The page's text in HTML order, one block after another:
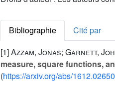
Bibliographie
Cité par
[1]Azzam, Jonas; Garnett,
measure, square functions,
(https://arxiv.org/abs/1612.02650